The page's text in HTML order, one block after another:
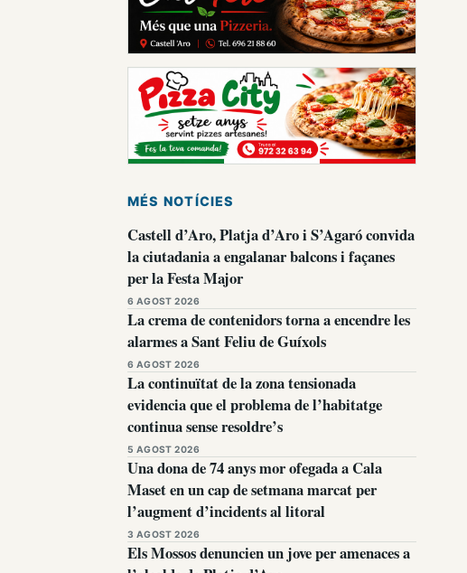
MÉS NOTÍCIES
Castell d’Aro, Platja d’Aro i S’Agaró convida
la ciutadania a engalanar balcons i façanes
per la Festa Major
6 AGOST 2026
La crema de contenidors torna a encendre les
alarmes a Sant Feliu de Guíxols
6 AGOST 2026
La continuïtat de la zona tensionada
evidencia que el problema de l’habitatge
continua sense resoldre’s
5 AGOST 2026
Una dona de 74 anys mor ofegada a Cala
Maset en un cap de setmana marcat per
l’augment d’incidents al litoral
3 AGOST 2026
Els Mossos denuncien un jove per amenaces a